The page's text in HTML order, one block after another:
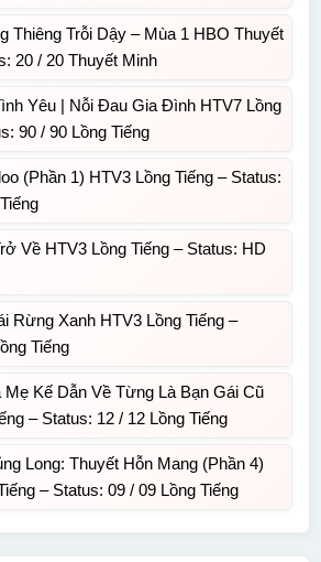
Thiêng Trỗi Dậy – Mùa 1 HBO Thuyết
20 / 20 Thuyết Minh
Yêu | Nỗi Đau Gia Đình HTV7 Lồng
90 / 90 Lồng Tiếng
(Phần 1) HTV3 Lồng Tiếng – Status:
Về HTV3 Lồng Tiếng – Status: HD
Rừng Xanh HTV3 Lồng Tiếng –
Tiếng
Kế Dẫn Về Từng Là Bạn Gái Cũ
– Status: 12 / 12 Lồng Tiếng
Long: Thuyết Hỗn Mang (Phần 4)
– Status: 09 / 09 Lồng Tiếng